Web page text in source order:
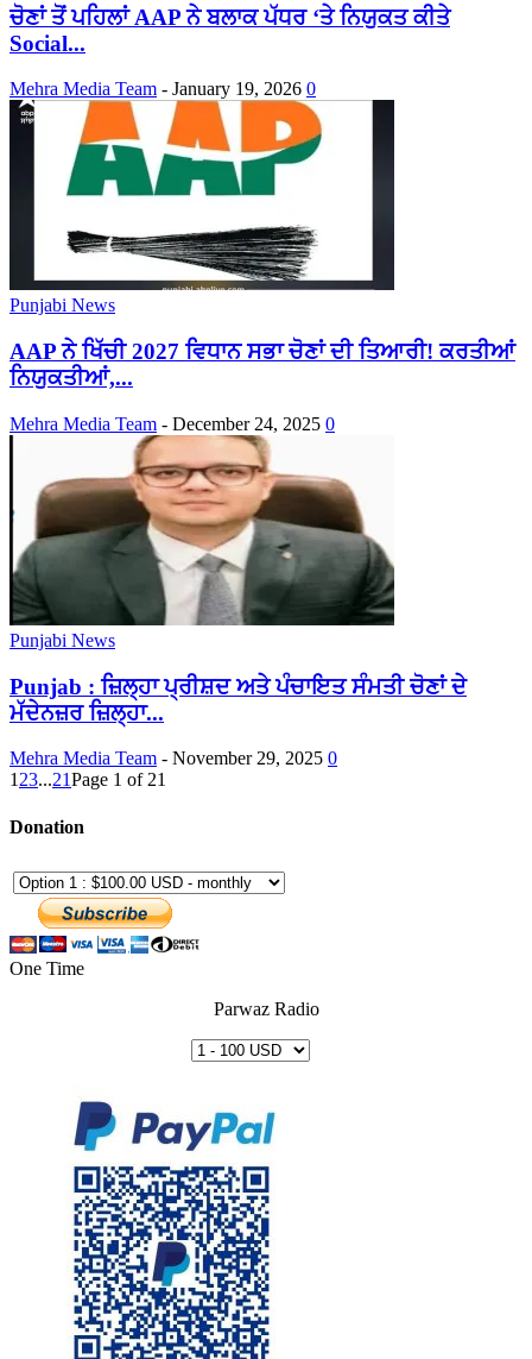
ਚੋਣਾਂ ਤੋਂ ਪਹਿਲਾਂ AAP ਨੇ ਬਲਾਕ ਪੱਧਰ ‘ਤੇ ਨਿਯੁਕਤ ਕੀਤੇ
Social...
Mehra Media Team - January 19, 2026 0
Punjabi News
AAP ਨੇ ਖਿੱਚੀ 2027 ਵਿਧਾਨ ਸਭਾ ਚੋਣਾਂ ਦੀ ਤਿਆਰੀ! ਕਰਤੀਆਂ
ਨਿਯੁਕਤੀਆਂ,...
Mehra Media Team - December 24, 2025 0
Punjabi News
Punjab : ਜ਼ਿਲ੍ਹਾ ਪ੍ਰੀਸ਼ਦ ਅਤੇ ਪੰਚਾਇਤ ਸੰਮਤੀ ਚੋਣਾਂ ਦੇ
ਮੱਦੇਨਜ਼ਰ ਜ਼ਿਲ੍ਹਾ...
Mehra Media Team - November 29, 2025 0
1 23...21Page 1 of 21
Donation
One Time
Parwaz Radio